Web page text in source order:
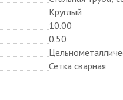
Круглый
10.00
0.50
Сетка сварная